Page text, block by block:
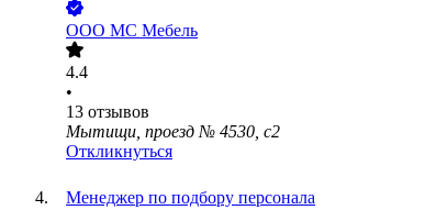
ООО МС Мебель
4.4
•
13 отзывов
Мытищи, проезд № 4530, с2
Откликнуться
Менеджер по подбору персонала